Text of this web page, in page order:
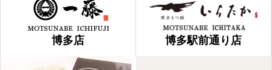
博多店 博多駅前通り店